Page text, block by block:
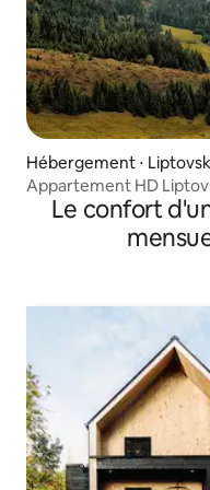
Hébergement ⋅
Appartement HD
Le confort